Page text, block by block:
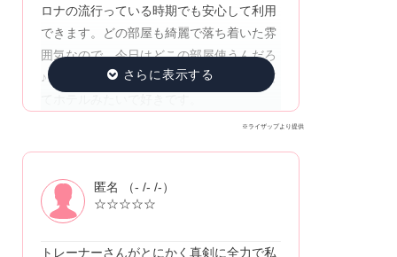
ロナの流行っている時期でも安心して利用
できます。どの部屋も綺麗で落ち着いた雰
囲気なので、今日はどこの部屋使うんだろ
♪と楽しみの1つです。更衣室も落ち着いて
※ライザップより提供
匿名 （- /- /-）
☆☆☆☆☆
トレーナーさんがとにかく真剣に全力で私